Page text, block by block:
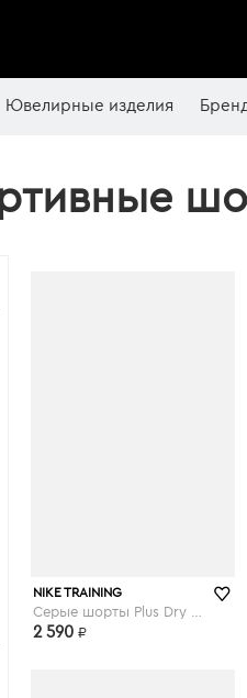
Ювелирные изделия
asos.com
NIKE TRAINING
2 590 ₽